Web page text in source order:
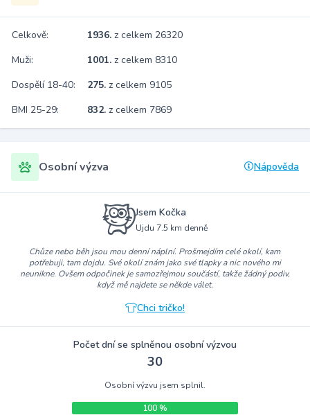
Celkově: 1936. z celkem 26320
Muži:
1001. z celkem 8310
Dospělí 18-40:
275. z celkem 9105
BMI 25-29:
832. z celkem 7869
Osobní výzva Nápověda
Jsem Kočka
Ujdu 7.5 km denně
Chůze nebo běh jsou mou denní náplní. Prošmejdím celé okolí, kam
potřebuji, tam dojdu. Své okolí znám jako své tlapky a nic nového mi
neunikne. Ovšem odpočinek je samozřejmou součástí, takže žádný podiv,
když mě najdete se někde válet.
Chci tričko!
Počet dní se splněnou osobní výzvou
30
Osobní výzvu jsem splnil.
100 %